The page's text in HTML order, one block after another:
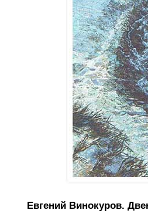
Евгений Винокуров.